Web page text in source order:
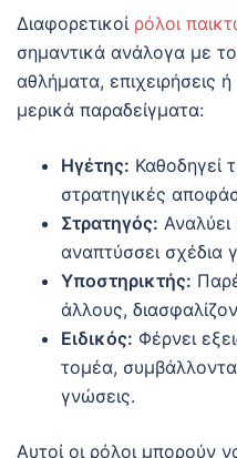
Διαφορετικοί ρόλοι
σημαντικά ανάλογα με
αθλήματα, επιχειρήσεις
μερικά παραδείγματα:
Ηγέτης: Καθοδηγεί
στρατηγικές
Στρατηγός: Αναλύει
αναπτύσσει σχέδια
Υποστηρικτής:
άλλους,
Ειδικός: Φέρνει
τομέα,
γνώσεις.
Αυτοί οι ρόλοι μπορούν